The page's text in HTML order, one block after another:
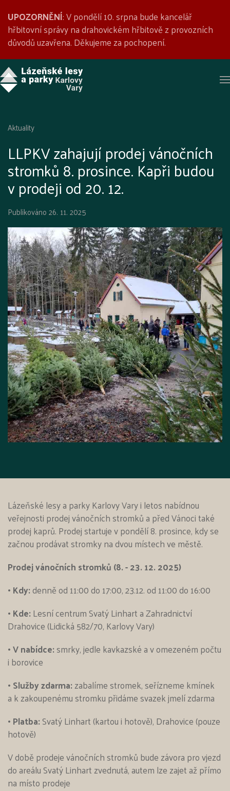
UPOZORNĚNÍ: V pondělí 10. srpna bude kancelář
hřbitovní správy na drahovickém hřbitově z provozních
důvodů uzavřena. Děkujeme za pochopení.
Aktuality
LLPKV zahajují prodej vánočních
stromků 8. prosince. Kapři budou
v prodeji od 20. 12.
Publikováno26. 11. 2025
Lázeňské lesy a parky Karlovy Vary i letos nabídnou
veřejnosti prodej vánočních stromků a před Vánoci také
prodej kaprů. Prodej startuje v pondělí 8. prosince, kdy se
začnou prodávat stromky na dvou místech ve městě.
Prodej vánočních stromků (8. - 23. 12. 2025)
• Kdy:denně od 11:00 do 17:00, 23.12. od 11:00 do 16:00
• Kde:Lesní centrum Svatý Linhart a Zahradnictví
Drahovice (Lidická 582/70, Karlovy Vary)
• V nabídce:smrky, jedle kavkazské a v omezeném počtu
i borovice
• Služby zdarma:zabalíme stromek, seřízneme kmínek
a k zakoupenému stromku přidáme svazek jmelí zdarma
• Platba:Svatý Linhart (kartou i hotově), Drahovice (pouze
hotově)
V době prodeje vánočních stromků bude závora pro vjezd
do areálu Svatý Linhart zvednutá, autem lze zajet až přímo
na místo prodeje